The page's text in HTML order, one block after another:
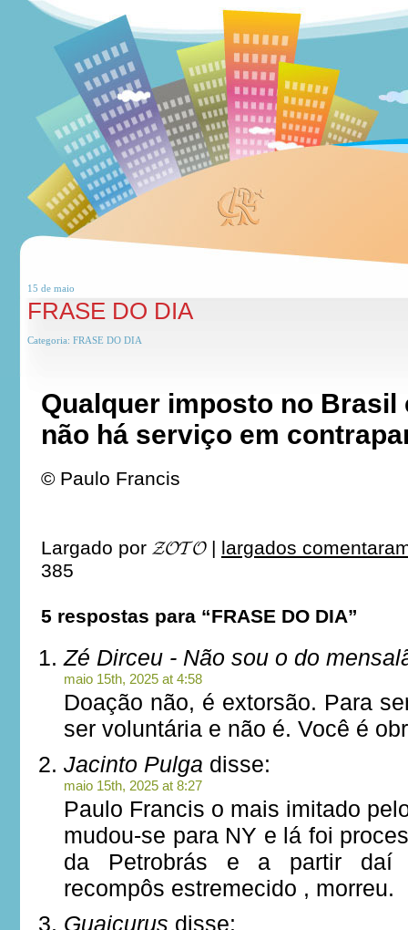
15 de maio
FRASE DO DIA
Categoria: FRASE DO DIA
Qualquer imposto no Brasil
não há serviço em
© Paulo Francis
Largado por 𝓩𝓞𝓣𝓞| largados
385
5 respostas para “FRASE DO DIA”
Zé Dirceu - Não sou o do
maio 15th, 2025 at 4:58
Doação não, é extorsão. Para
ser voluntária e não é. Você é
Jacinto Pulga disse:
maio 15th, 2025 at 8:27
Paulo Francis o mais imitado
mudou-se para NY e lá foi
da Petrobrás e a partir daí
recompôs estremecido , morreu.
Guaicurus disse: